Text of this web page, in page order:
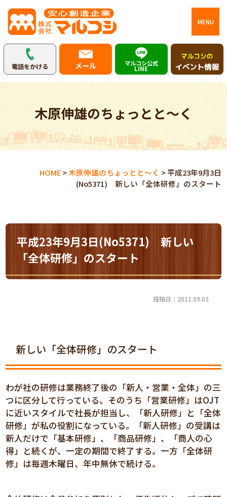
MENU
電話をかける メール マルコシ公式
LINE
木原伸雄のちょっとと～く
HOME>木原伸雄のちょっとと～く >平成23年9月3日
(No5371) 新しい「全体研修」のスタート
平成23年9月3日(No5371) 新しい
「全体研修」のスタート
投稿日：2011.09.03
新しい「全体研修」のスタート
わが社の研修は業務終了後の「新人・営業・全体」の三
つに区分して行っている。そのうち「営業研修」はOJT
に近いスタイルで社長が担当し、「新人研修」と「全体
研修」が私の役割になっている。「新人研修」の受講は
新人だけで「基本研修」、「商品研修」、「商人の心
得」と続くが、一定の期間で終了する。一方「全体研
修」は毎週木曜日、年中無休で続ける。